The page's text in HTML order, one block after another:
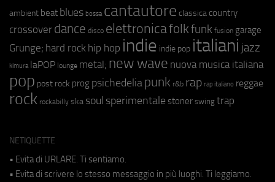
ambient beat blues bossa cantautore classica country
crossover dance disco elettronicafolkfunk fusion garage
Grunge; hard rock hip hop indie indie pop italiani jazz
kimura laPOP lounge metal; new wave nuova musica italiana
pop post rock prog psichedeliapunk r&b rap rap italiano reggae
rock rockabilly ska soul sperimentale stoner swing trap
NETIQUETTE
• Evita di URLARE. Ti sentiamo.
• Evita di scrivere lo stesso messaggio in più luoghi. Ti leggiamo.